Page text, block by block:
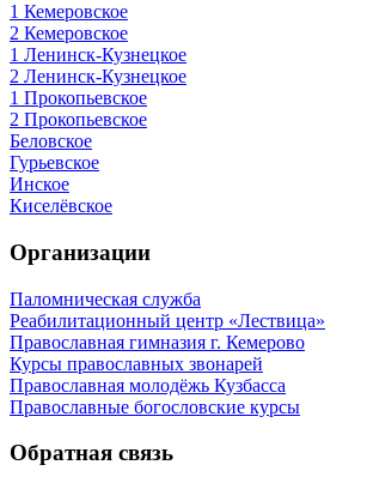
1 Кемеровское
2 Кемеровское
1 Ленинск-Кузнецкое
2 Ленинск-Кузнецкое
1 Прокопьевское
2 Прокопьевское
Беловское
Гурьевское
Инское
Киселёвское
Организации
Паломническая служба
Реабилитационный центр «Лествица»
Православная гимназия г. Кемерово
Курсы православных звонарей
Православная молодёжь Кузбасса
Православные богословские курсы
Обратная связь